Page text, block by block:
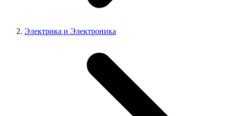
Электрика и Электроника